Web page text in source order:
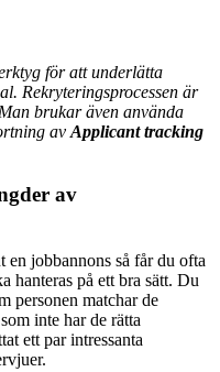
för att underlätta
Rekryteringsprocessen är
brukar även använda
av Applicant tracking
av
en jobbannons så får du ofta
hanteras på ett bra sätt. Du
personen matchar de
inte har de rätta
ett par intressanta